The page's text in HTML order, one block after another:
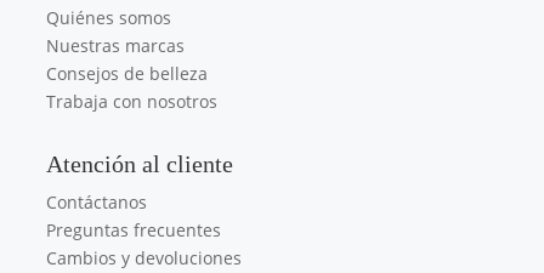
Quiénes somos
Nuestras marcas
Consejos de belleza
Trabaja con nosotros
Atención al cliente
Contáctanos
Preguntas frecuentes
Cambios y devoluciones